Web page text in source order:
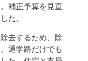
補正予算を見直
た。
去するため、除
通学路だけでも